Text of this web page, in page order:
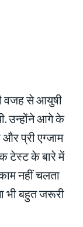
वजह से आयुषी
उन्होंने आगे के
और प्री एग्जाम
टेस्ट के बारे में
नहीं चलता
भी बहुत जरूरी